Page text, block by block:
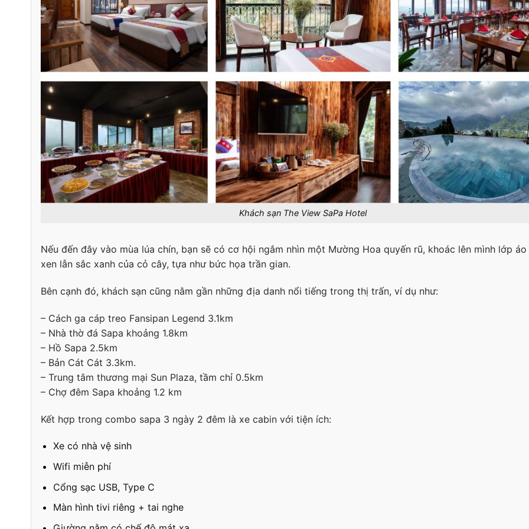
Khách sạn The View SaPa Hotel
Nếu đến đây vào mùa lúa chín, bạn sẽ có cơ hội ngắm nhìn một Mường Hoa quyến rũ, khoác lên mình lớp
xen lẫn sắc xanh của cỏ cây, tựa như bức họa trần gian.
Bên cạnh đó, khách sạn cũng nằm gần những địa danh nổi tiếng trong thị trấn, ví dụ như:
– Cách ga cáp treo Fansipan Legend 3.1km
– Nhà thờ đá Sapa khoảng 1.8km
– Hồ Sapa 2.5km
– Bản Cát Cát 3.3km.
– Trung tâm thương mại Sun Plaza, tầm chỉ 0.5km
– Chợ đêm Sapa khoảng 1.2 km
Kết hợp trong combo sapa 3 ngày 2 đêm là xe cabin với tiện ích:
Xe có nhà vệ sinh
Wifi miễn phí
Cổng sạc USB, Type C
Màn hình tivi riêng + tai nghe